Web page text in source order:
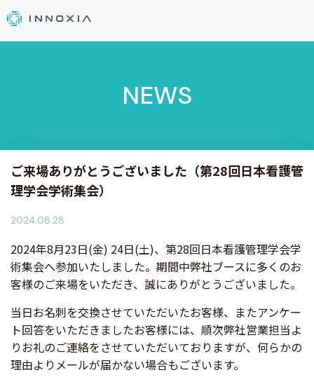
NEWS
ご来場ありがとうございました（第28回日本看護管
理学会学術集会）
2024.08.28
2024年8月23日(金) 24日(土)、第28回日本看護管理学会学
術集会へ参加いたしました。期間中弊社ブースに多くのお
客様のご来場をいただき、誠にありがとうございました。
当日お名刺を交換させていただいたお客様、またアンケー
ト回答をいただきましたお客様には、順次弊社営業担当よ
りお礼のご連絡をさせていただいておりますが、何らかの
理由よりメールが届かない場合もございます。